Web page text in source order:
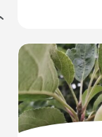
powoduje
bramą dla
szkodniki,
jesieni.